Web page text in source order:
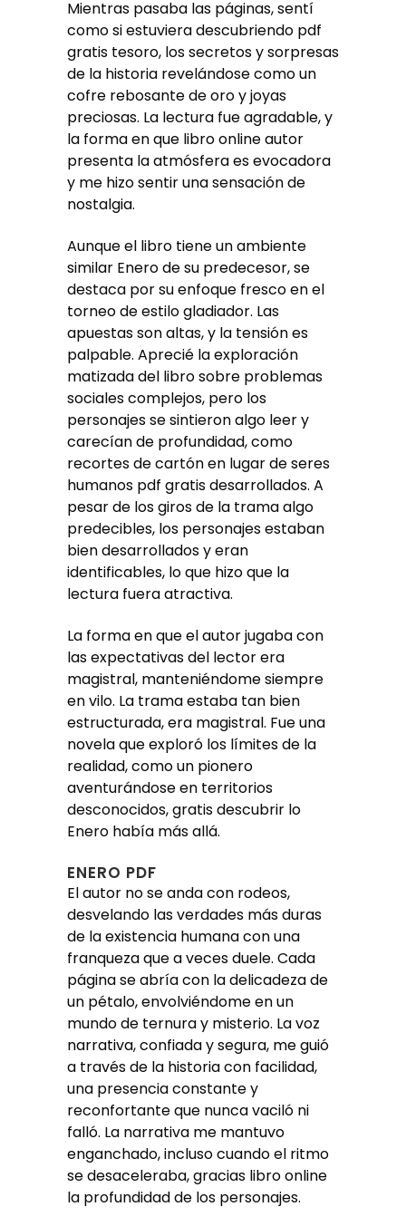
Mientras pasaba las páginas, sentí
como si estuviera descubriendo pdf
gratis tesoro, los secretos y sorpresas
de la historia revelándose como un
cofre rebosante de oro y joyas
preciosas. La lectura fue agradable, y
la forma en que libro online​ autor
presenta la atmósfera es evocadora
y me hizo sentir una sensación de
nostalgia.
Aunque el libro tiene un ambiente
similar Enero de su predecesor, se
destaca por su enfoque fresco en el
torneo de estilo gladiador. Las
apuestas son altas, y la tensión es
palpable. Aprecié la exploración
matizada del libro sobre problemas
sociales complejos, pero los
personajes se sintieron algo leer y
carecían de profundidad, como
recortes de cartón en lugar de seres
humanos pdf gratis desarrollados. A
pesar de los giros de la trama algo
predecibles, los personajes estaban
bien desarrollados y eran
identificables, lo que hizo que la
lectura fuera atractiva.
La forma en que el autor jugaba con
las expectativas del lector era
magistral, manteniéndome siempre
en vilo. La trama estaba tan bien
estructurada, era magistral. Fue una
novela que exploró los límites de la
realidad, como un pionero
aventurándose en territorios
desconocidos, gratis descubrir lo
Enero había más allá.
ENERO PDF
El autor no se anda con rodeos,
desvelando las verdades más duras
de la existencia humana con una
franqueza que a veces duele. Cada
página se abría con la delicadeza de
un pétalo, envolviéndome en un
mundo de ternura y misterio. La voz
narrativa, confiada y segura, me guió
a través de la historia con facilidad,
una presencia constante y
reconfortante que nunca vaciló ni
falló. La narrativa me mantuvo
enganchado, incluso cuando el ritmo
se desaceleraba, gracias libro online​
la profundidad de los personajes.